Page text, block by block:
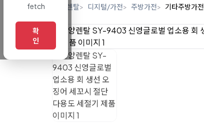
렌탈 디지털/가전 주방가전 기타주방가전
fetch
확
인